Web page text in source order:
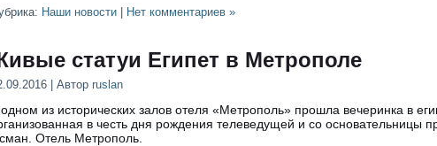
Наши новости Нет комментариев »
статуи Египет в Метрополе
| Автор ruslan
из исторических залов отеля «Метрополь» прошла вечеринка в
в честь дня рождения телеведущей и со основательницы
Отель Метрополь.